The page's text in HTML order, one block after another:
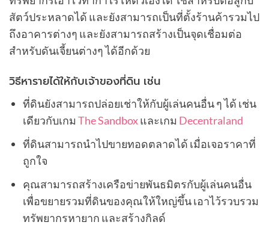
สัตว์ประหลาดได้ และยังสามารถเป็นที่ตั้งร้านค้ารวมไป
ถึงอาคารต่างๆ และยังสามารถสร้างเป็นจุดเชื่อมต่อ
สำหรับดันเจี้ยนต่างๆ ได้อีกด้วย
วิธีหารายได้ให้กับเจ้าของที่ดิน เช่น
ที่ดินยังสามารถปล่อยเช่าให้กับผู้เล่นคนอื่น ๆ ได้ เช่น
เดียวกับเกมThe Sandboxและเกม Decentraland
ที่ดินสามารถนำไปขายทอดตลาดได้ เมื่อเจอราคาที่
ถูกใจ
คุณสามารถสร้างเครือข่ายพันธมิตรกับผู้เล่นคนอื่น
เพื่อขยายรวมที่ดินของคุณให้ใหญ่ขึ้น เอาไว้รวบรวม
ทรัพยากรหายาก และสร้างกิลด์